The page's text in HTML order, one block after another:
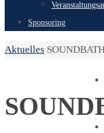
Sponsoring
Start
Aktuelles